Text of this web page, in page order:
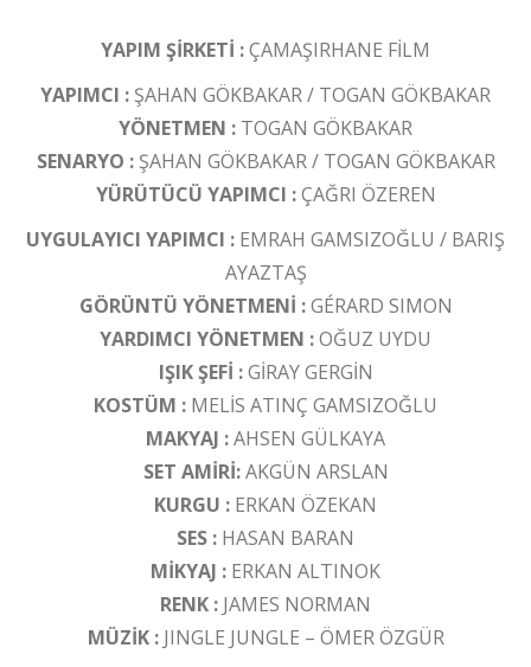
YAPIM ŞİRKETİ :ÇAMAŞIRHANE FİLM
YAPIMCI : ŞAHAN GÖKBAKAR / TOGAN GÖKBAKAR
YÖNETMEN : TOGAN GÖKBAKAR
SENARYO :ŞAHAN GÖKBAKAR / TOGAN GÖKBAKAR
YÜRÜTÜCÜ YAPIMCI : ÇAĞRI ÖZEREN
UYGULAYICI YAPIMCI : EMRAH GAMSIZOĞLU / BARIŞ
AYAZTAŞ
GÖRÜNTÜ YÖNETMENİ :GÉRARD SIMON
YARDIMCI YÖNETMEN :OĞUZ UYDU
IŞIK ŞEFİ :GİRAY GERGİN
KOSTÜM : MELİS ATINÇ GAMSIZOĞLU
MAKYAJ :AHSEN GÜLKAYA
SET AMİRİ:AKGÜN ARSLAN
KURGU : ERKAN ÖZEKAN
SES : HASAN BARAN
MİKYAJ : ERKAN ALTINOK
RENK : JAMES NORMAN
MÜZİK :JINGLE JUNGLE – ÖMER ÖZGÜR